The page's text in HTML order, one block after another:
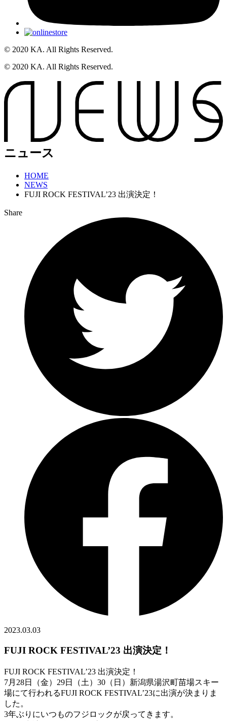
© 2020 KA. All Rights Reserved.
© 2020 KA. All Rights Reserved.
ニュース
HOME
NEWS
FUJI ROCK FESTIVAL’23 出演決定！
Share
2023.03.03
FUJI ROCK FESTIVAL’23 出演決定！
FUJI ROCK FESTIVAL’23 出演決定！
7月28日（金）29日（土）30（日）新潟県湯沢町苗場スキー
場にて行われるFUJI ROCK FESTIVAL’23に出演が決まりま
した。
3年ぶりにいつものフジロックが戻ってきます。